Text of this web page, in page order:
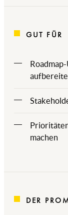
GUT FÜR
machen
DER